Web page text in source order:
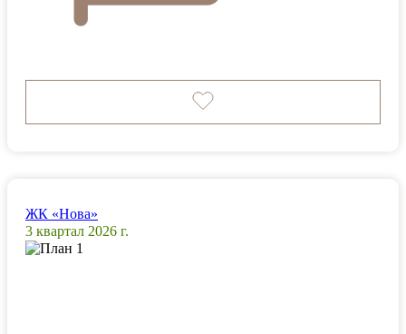
ЖК «Нова»
3 квартал 2026 г.